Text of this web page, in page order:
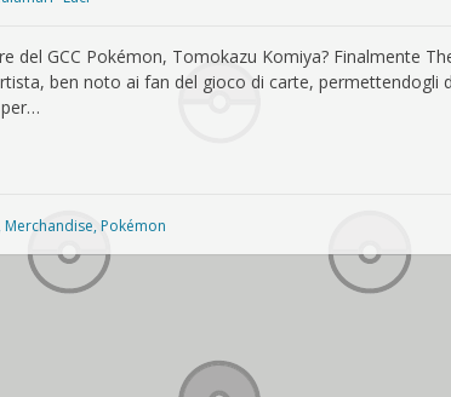
del GCC Pokémon, Tomokazu Komiya? Finalmente
ben noto ai fan del gioco di carte, permettendogli
, Merchandise,Pokémon